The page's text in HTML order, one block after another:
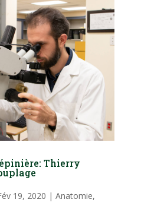
Thierry
19, 2020 | Anatomie,